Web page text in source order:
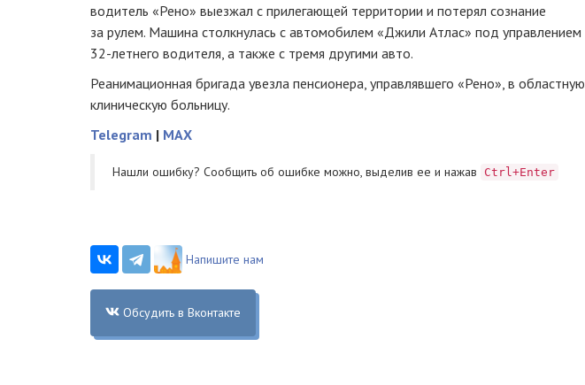
водитель «Рено» выезжал с прилегающей территории и потерял сознание
за рулем. Машина столкнулась с автомобилем «Джили Атлас» под управлением
32-летнего водителя, а также с тремя другими авто.
Реанимационная бригада увезла пенсионера, управлявшего «Рено», в областную
клиническую больницу.
Telegram | MAX
Нашли ошибку? Cообщить об ошибке можно, выделив ее и нажав Ctrl+Enter
Напишите нам
Обсудить в Вконтакте